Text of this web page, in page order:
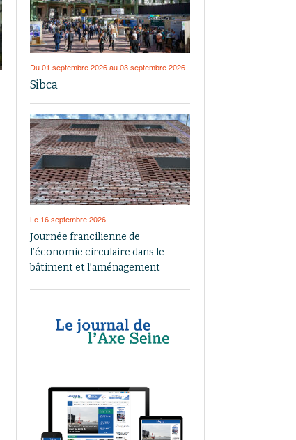
Du 01 septembre 2026 au 03 septembre 2026
Sibca
Le 16 septembre 2026
Journée francilienne de
l’économie circulaire dans le
bâtiment et l’aménagement